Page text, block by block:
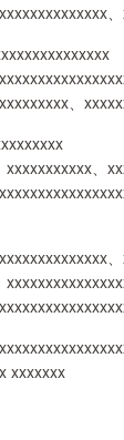
、
、